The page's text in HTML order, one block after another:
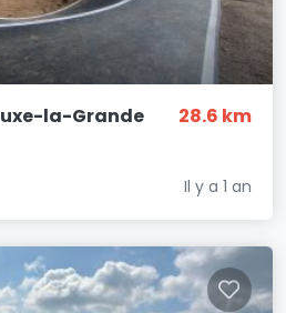
la-Grande 28.6 km
Il y a 1 an